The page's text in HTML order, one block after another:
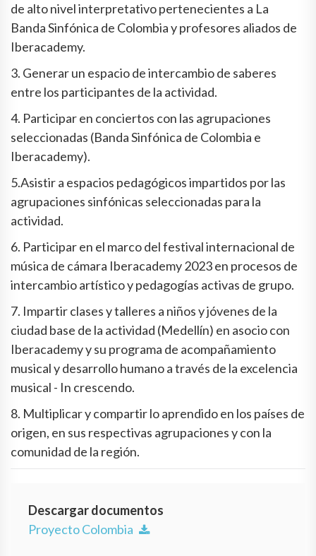
de alto nivel interpretativo pertenecientes a La
Banda Sinfónica de Colombia y profesores aliados de
Iberacademy.
3. Generar un espacio de intercambio de saberes
entre los participantes de la actividad.
4. Participar en conciertos con las agrupaciones
seleccionadas (Banda Sinfónica de Colombia e
Iberacademy).
5.Asistir a espacios pedagógicos impartidos por las
agrupaciones sinfónicas seleccionadas para la
actividad.
6. Participar en el marco del festival internacional de
música de cámara Iberacademy 2023 en procesos de
intercambio artístico y pedagogías activas de grupo.
7. Impartir clases y talleres a niños y jóvenes de la
ciudad base de la actividad (Medellín) en asocio con
Iberacademy y su programa de acompañamiento
musical y desarrollo humano a través de la excelencia
musical - In crescendo.
8. Multiplicar y compartir lo aprendido en los países de
origen, en sus respectivas agrupaciones y con la
comunidad de la región.
Descargar documentos
Proyecto Colombia